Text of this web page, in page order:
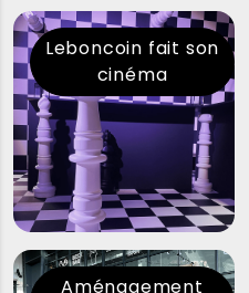
Leboncoin fait son
cinéma
Aménagement